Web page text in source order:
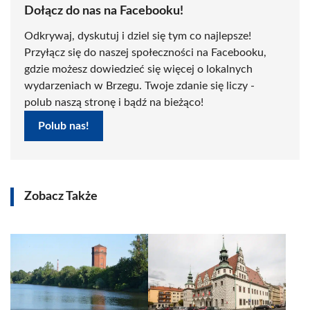
Dołącz do nas na Facebooku!
Odkrywaj, dyskutuj i dziel się tym co najlepsze!
Przyłącz się do naszej społeczności na Facebooku,
gdzie możesz dowiedzieć się więcej o lokalnych
wydarzeniach w Brzegu. Twoje zdanie się liczy -
polub naszą stronę i bądź na bieżąco!
Polub nas!
Zobacz Także